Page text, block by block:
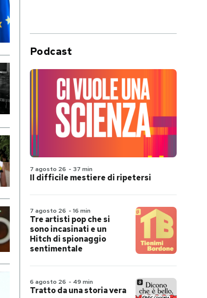
Podcast
7 agosto 26 - 37 min
Il difficile mestiere di ripetersi
7 agosto 26 - 16 min
Tre artisti pop che si
sono incasinati e un
Hitch di spionaggio
sentimentale
6 agosto 26 - 49 min
Tratto da una storia vera